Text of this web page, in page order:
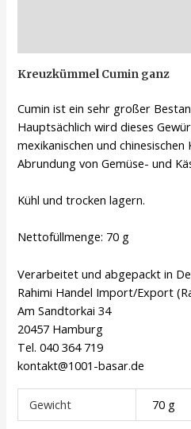
Kreuzkümmel Cumin ganz
Cumin ist ein sehr großer
Hauptsächlich wird dieses
mexikanischen und
Abrundung von Gemüse- und
Kühl und trocken lagern.
Nettofüllmenge: 70 g
Verarbeitet und abgepackt in
Rahimi Handel Import/Export
Am Sandtorkai 34
20457 Hamburg
Tel. 040 364 719
kontakt@1001-basar.de
Gewicht 70 g